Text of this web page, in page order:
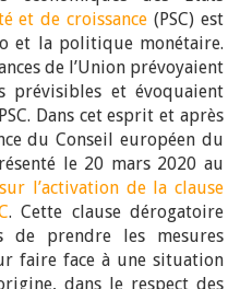
et de croissance (PSC) est
et la politique monétaire.
de l’Union prévoyaient
prévisibles et évoquaient
Dans cet esprit et après
du Conseil européen du
le 20 mars 2020 au
l’activation de la clause
. Cette clause dérogatoire
de prendre les mesures
faire face à une situation
dans le respect des